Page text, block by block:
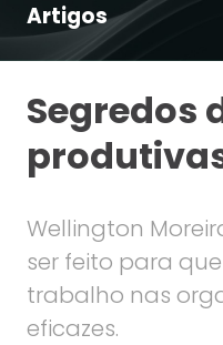
Artigos
Segredos
Wellington
ser feito para
trabalho nas
eficazes.